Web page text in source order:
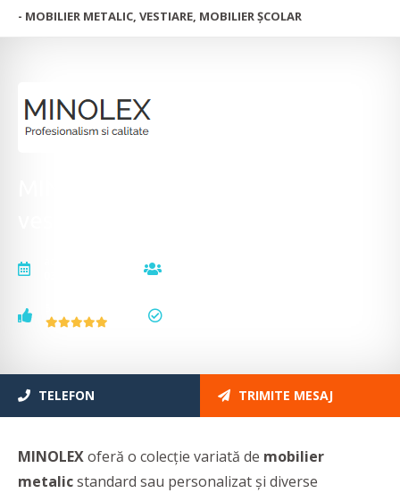
- MOBILIER METALIC, VESTIARE, MOBILIER ȘCOLAR
TELEFON TRIMITE MESAJ
MINOLEXoferă o colecție variată de mobilier
metalicstandard sau personalizat și diverse